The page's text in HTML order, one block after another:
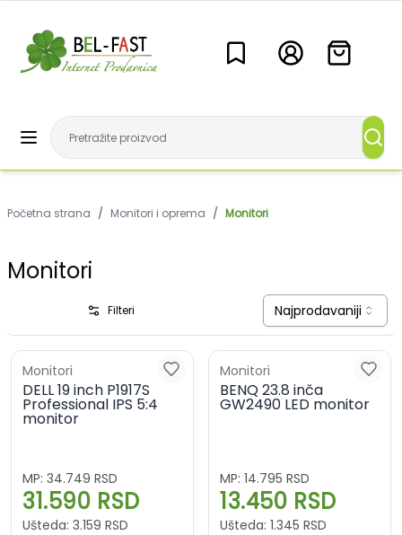
Početna strana / Monitori i oprema / Monitori
Monitori
Filteri Najprodavaniji
Monitori
DELL 19 inch P1917S
Professional IPS 5:4
monitor
MP: 34.749 RSD
31.590 RSD
Ušteda: 3.159 RSD
Monitori
BENQ 23.8 inča
GW2490 LED monitor
MP: 14.795 RSD
13.450 RSD
Ušteda: 1.345 RSD